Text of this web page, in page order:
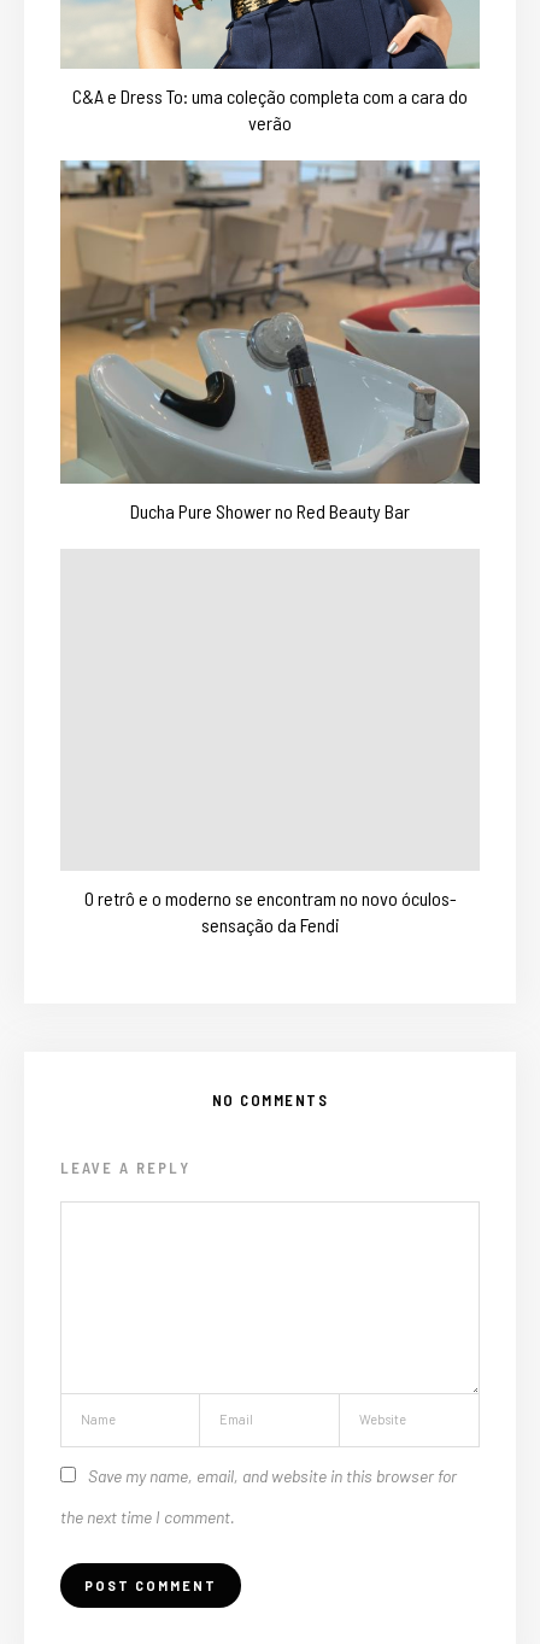
C&A e Dress To: uma coleção completa com a cara do
verão
Ducha Pure Shower no Red Beauty Bar
O retrô e o moderno se encontram no novo óculos-
sensação da Fendi
NO COMMENTS
LEAVE A REPLY
Save my name, email, and website in this browser for
the next time I comment.